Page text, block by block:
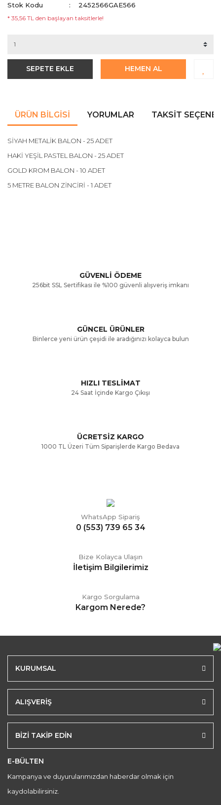
Stok Kodu
2452566GAE566
* 35,56 TL den başlayan taksitlerle!
SEPETE EKLE HEMEN AL
ÜRÜN BILGISI YORUMLAR TAKSIT
SİYAH METALİK BALON - 25 ADET
HAKİ YEŞİL PASTEL BALON - 25 ADET
GOLD KROM BALON - 10 ADET
5 METRE BALON ZİNCİRİ - 1 ADET
Ürün resmi kalitesiz, bozuk veya görüntülenemiyor.
Ürün bilgilerinde hatalar bulunuyor.
Gönder
GÜVENLİ ÖDEME
256bit SSL Sertifikası ile %100 güvenli alışveriş imkanı
GÜNCEL ÜRÜNLER
Binlerce yeni ürün çeşidi ile aradığınızı kolayca bulun
HIZLI TESLİMAT
24 Saat İçinde Kargo Çıkışı
ÜCRETSİZ KARGO
1000 TL Üzeri Tüm Siparişlerde Kargo Bedava
WhatsApp Sipariş
0 (553) 739 65 34
Bize Kolayca Ulaşın
İletişim Bilgilerimiz
Kargo Sorgulama
Kargom Nerede?
KURUMSAL
ALIŞVERİŞ
BİZİ TAKİP EDİN
E-BÜLTEN
Kampanya ve duyurularımızdan haberdar olmak için
kaydolabilirsiniz.